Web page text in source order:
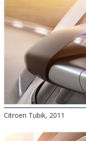
Citroen Tubik, 2011